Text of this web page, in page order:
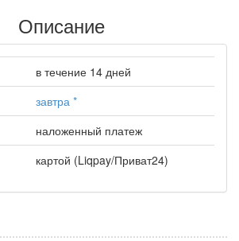
Описание
в течение 14 дней
завтра *
наложенный платеж
картой (Liqpay/Приват24)